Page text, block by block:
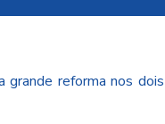
reforma nos